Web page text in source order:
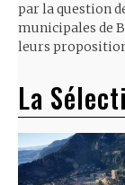
par la question
municipales de
leurs
La